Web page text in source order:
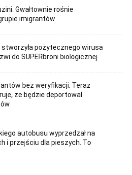
Gwałtownie rośnie
imigrantów
pożytecznego wirusa
do SUPERbroni biologicznej
bez weryfikacji. Teraz
że będzie deportował
autobusu wyprzedzał na
i przejściu dla pieszych. To